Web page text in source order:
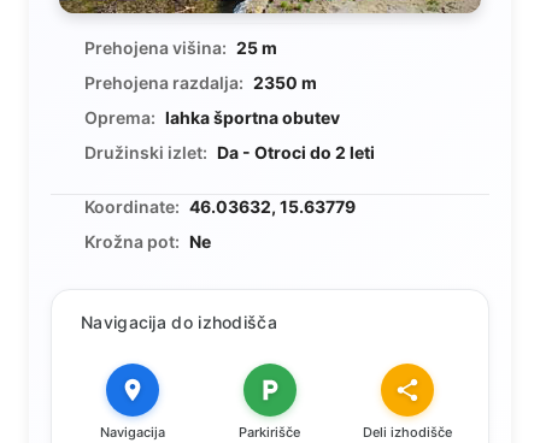
Prehojena višina: 25 m
Prehojena razdalja: 2350 m
Oprema: lahka športna obutev
Družinski izlet: Da - Otroci do 2 leti
Koordinate: 46.03632, 15.63779
Krožna pot: Ne
Navigacija do izhodišča
Navigacija Parkirišče Deli izhodišče